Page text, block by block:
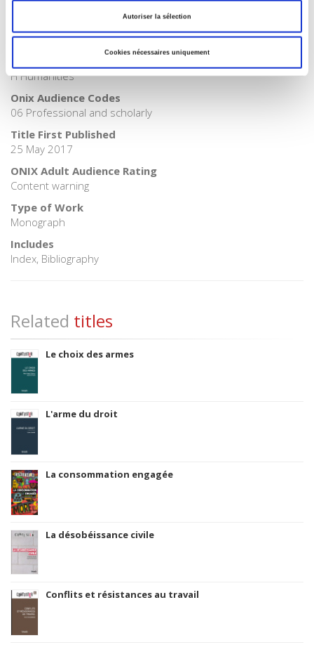
Autoriser la sélection
Cookies nécessaires uniquement
>Sociology
SOC022000 SOCIAL SCIENCE / Popular Culture
H Humanities
Onix Audience Codes
06 Professional and scholarly
Title First Published
25 May 2017
ONIX Adult Audience Rating
Content warning
Type of Work
Monograph
Includes
Index, Bibliography
Related titles
Le choix des armes
L'arme du droit
La consommation engagée
La désobéissance civile
Conflits et résistances au travail